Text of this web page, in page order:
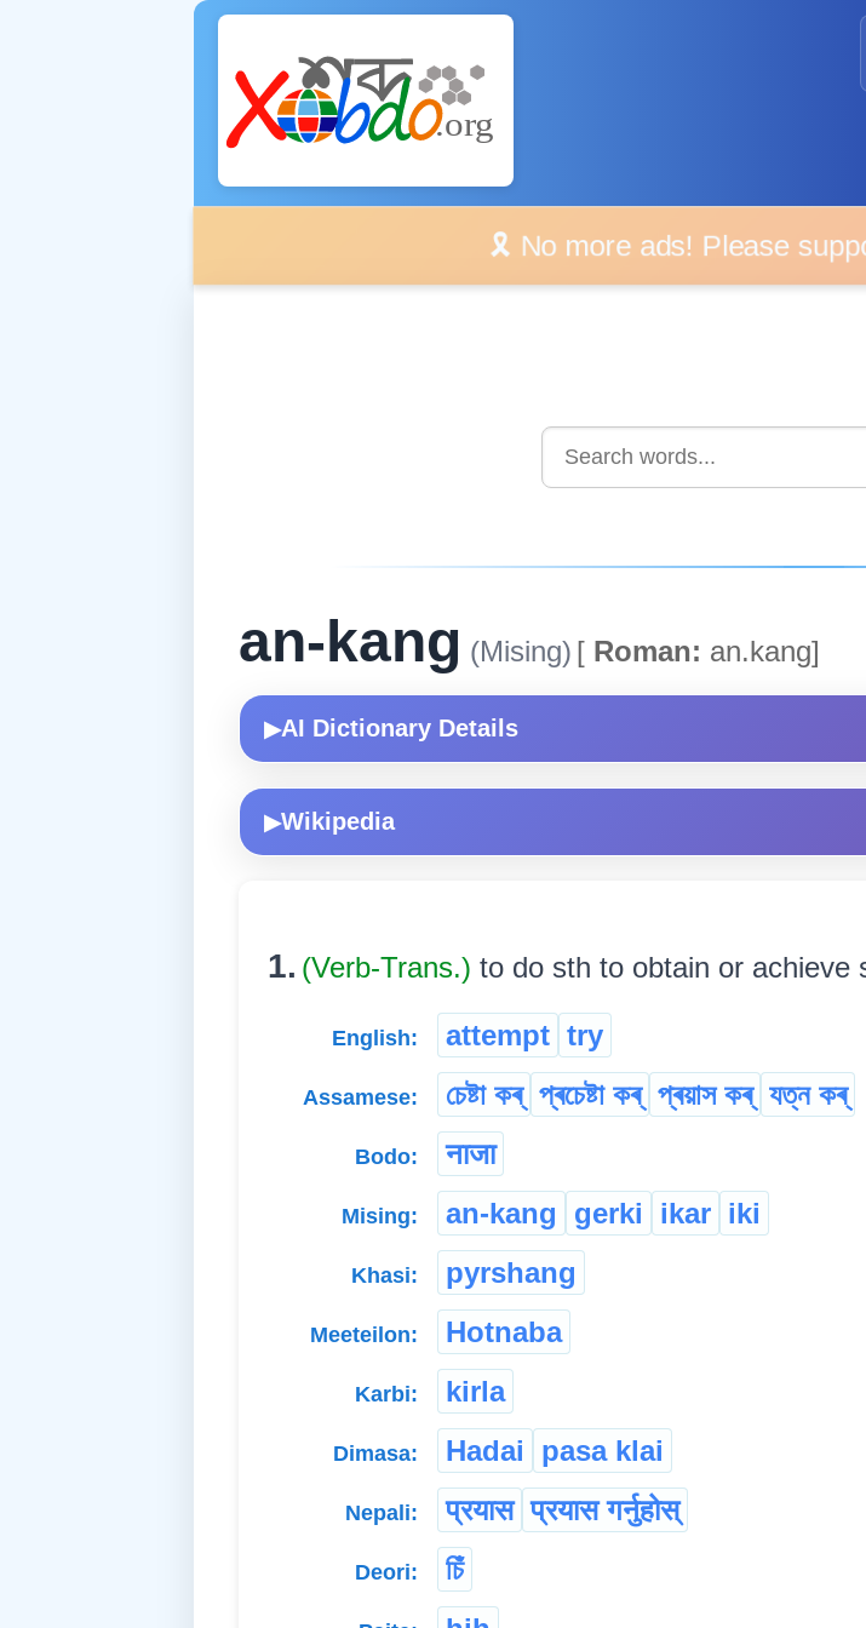
🎗️ No more ads! Please
an-kang (Mising) [ Roman: an.kang]
▶AI Dictionary Details
▶Wikipedia
1. (Verb-Trans.) to do sth to obtain or achieve sth.
English: attempt try
Assamese: চেষ্টা কৰ্ প্ৰচেষ্টা কৰ্ প্ৰয়াস কৰ্ যত্ন কৰ্
Bodo: नाजा
Mising: an-kang gerki ikar iki
Khasi: pyrshang
Meeteilon: Hotnaba
Karbi: kirla
Dimasa: Hadai pasa klai
Nepali: प्रयास प्रयास गर्नुहोस्
Deori: চিঁ